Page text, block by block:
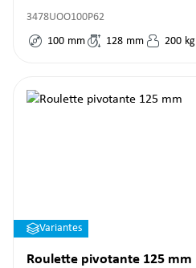
3478UOO100P62
100 mm 128 mm 200 kg
Variantes
Roulette pivotante 125 mm